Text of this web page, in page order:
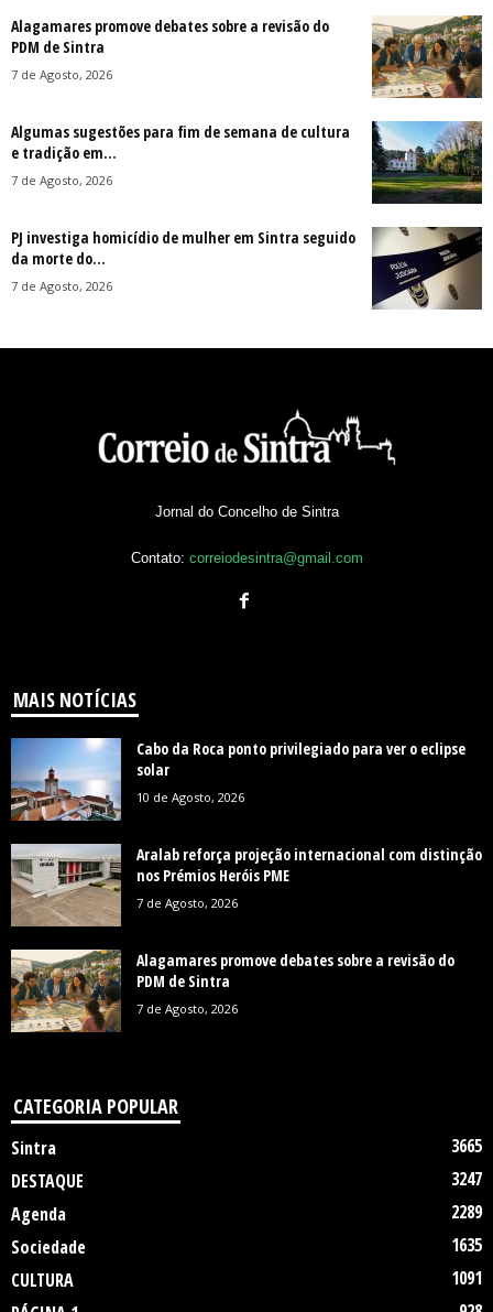
Alagamares promove debates sobre a revisão do
PDM de Sintra
7 de Agosto, 2026
Algumas sugestões para fim de semana de cultura
e tradição em...
7 de Agosto, 2026
PJ investiga homicídio de mulher em Sintra seguido
da morte do...
7 de Agosto, 2026
Jornal do Concelho de Sintra
Contato: correiodesintra@gmail.com
MAIS NOTÍCIAS
Cabo da Roca ponto privilegiado para ver o eclipse
solar
10 de Agosto, 2026
Aralab reforça projeção internacional com distinção
nos Prémios Heróis PME
7 de Agosto, 2026
Alagamares promove debates sobre a revisão do
PDM de Sintra
7 de Agosto, 2026
CATEGORIA POPULAR
Sintra
3665
DESTAQUE
3247
Agenda
2289
Sociedade
1635
CULTURA
1091